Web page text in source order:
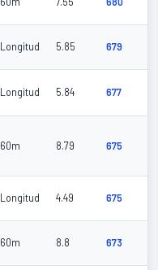
Longitud 5.85 679
Longitud 5.84 677
60m 8.79 675
Longitud 4.49 675
60m 8.8 673